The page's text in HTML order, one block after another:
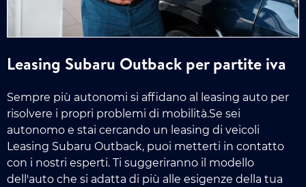
Leasing Subaru Outback per partite iva
Sempre più autonomi si affidano al leasing auto per
risolvere i propri problemi di mobilità.Se sei
autonomo e stai cercando un leasing di veicoli
Leasing Subaru Outback, puoi metterti in contatto
con i nostri esperti. Ti suggeriranno il modello
dell'auto che si adatta di più alle esigenze della tua